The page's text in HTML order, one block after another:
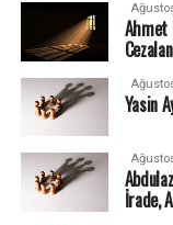
Ahmet
Yasin
İrade,